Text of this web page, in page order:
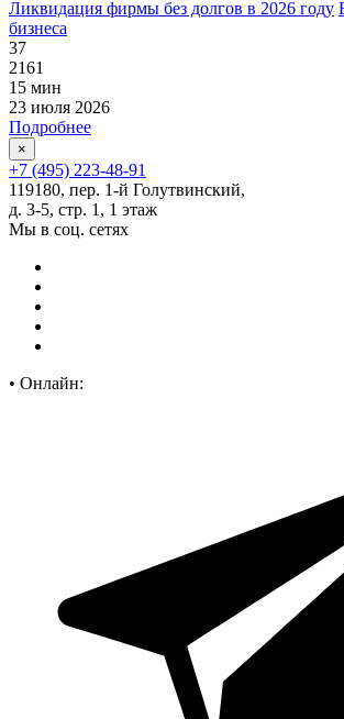
Ликвидация фирмы без долгов в 2026 году
бизнеса
37
2161
15 мин
23 июля 2026
Подробнее
×
+7 (495) 223-48-91
119180, пер. 1-й Голутвинский,
д. 3-5, стр. 1, 1 этаж
Мы в соц. сетях
• Онлайн: